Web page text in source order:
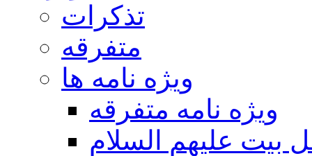
تذكرات
متفرقه
ويژه نامه ها
ويژه نامه متفرقه
بيت عليهم السلام